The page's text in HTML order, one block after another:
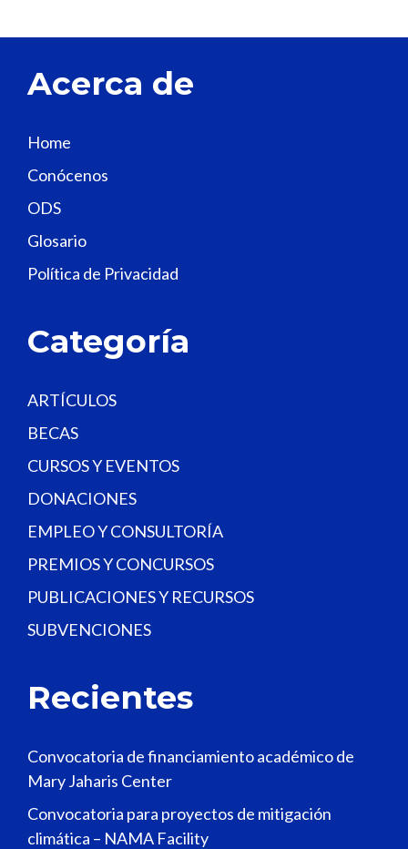
h
f
i
e
d
b
n
.
Acerca de
Home
Conócenos
ODS
Glosario
Política de Privacidad
Categoría
ARTÍCULOS
BECAS
CURSOS Y EVENTOS
DONACIONES
EMPLEO Y CONSULTORÍA
PREMIOS Y CONCURSOS
PUBLICACIONES Y RECURSOS
SUBVENCIONES
Recientes
Convocatoria de financiamiento académico de
Mary Jaharis Center
Convocatoria para proyectos de mitigación
climática – NAMA Facility